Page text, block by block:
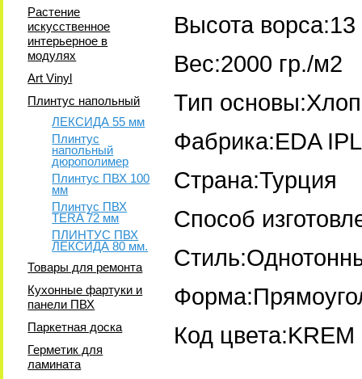
Растение
искусственное
интерьерное в
модулях
Art Vinyl
Плинтус напольный
ЛЕКСИДА 55 мм
Плинтус
напольный
дюрополимер
Плинтус ПВХ 100
мм
Плинтус ПВХ
TERA 72 мм
ПЛИНТУС ПВХ
ЛЕКСИДА 80 мм.
Товары для ремонта
Кухонные фартуки и
панели ПВХ
Паркетная доска
Герметик для
ламината
Высота
Вес:2000 гр./м2
Тип
Фабрика:EDA
Страна:Турция
Способ
Код